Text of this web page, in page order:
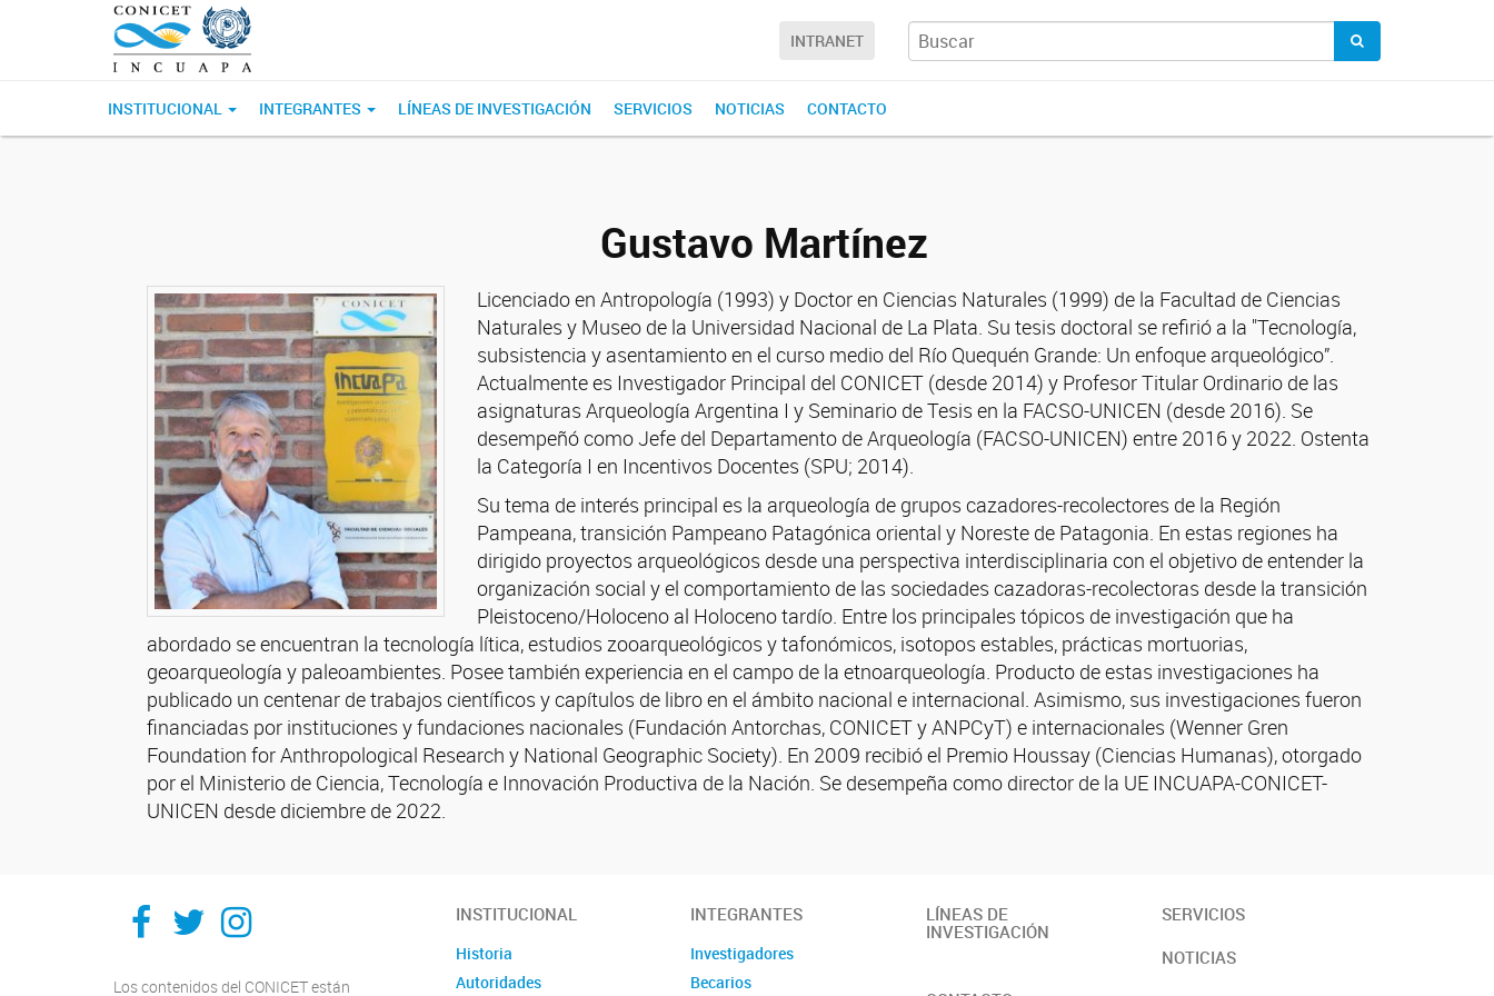
INTRANET
INSTITUCIONAL INTEGRANTES LÍNEAS DE INVESTIGACIÓN SERVICIOS NOTICIAS CONTACTO
Gustavo Martínez
Licenciado en Antropología (1993) y Doctor en Ciencias Naturales (1999) de la Facultad de Ciencias
Naturales y Museo de la Universidad Nacional de La Plata. Su tesis doctoral se refirió a la "Tecnología,
subsistencia y asentamiento en el curso medio del Río Quequén Grande: Un enfoque arqueológico”.
Actualmente es Investigador Principal del CONICET (desde 2014) y Profesor Titular Ordinario de las
asignaturas Arqueología Argentina I y Seminario de Tesis en la FACSO-UNICEN (desde 2016). Se
desempeñó como Jefe del Departamento de Arqueología (FACSO-UNICEN) entre 2016 y 2022. Ostenta
la Categoría I en Incentivos Docentes (SPU; 2014).
Su tema de interés principal es la arqueología de grupos cazadores-recolectores de la Región
Pampeana, transición Pampeano Patagónica oriental y Noreste de Patagonia. En estas regiones ha
dirigido proyectos arqueológicos desde una perspectiva interdisciplinaria con el objetivo de entender la
organización social y el comportamiento de las sociedades cazadoras-recolectoras desde la transición
Pleistoceno/Holoceno al Holoceno tardío. Entre los principales tópicos de investigación que ha
abordado se encuentran la tecnología lítica, estudios zooarqueológicos y tafonómicos, isotopos estables, prácticas mortuorias,
geoarqueología y paleoambientes. Posee también experiencia en el campo de la etnoarqueología. Producto de estas investigaciones ha
publicado un centenar de trabajos científicos y capítulos de libro en el ámbito nacional e internacional. Asimismo, sus investigaciones fueron
financiadas por instituciones y fundaciones nacionales (Fundación Antorchas, CONICET y ANPCyT) e internacionales (Wenner Gren
Foundation for Anthropological Research y National Geographic Society). En 2009 recibió el Premio Houssay (Ciencias Humanas), otorgado
por el Ministerio de Ciencia, Tecnología e Innovación Productiva de la Nación. Se desempeña como director de la UE INCUAPA-CONICET-
UNICEN desde diciembre de 2022.
Facebook
TwitterInstagram
Los contenidos del CONICET están
INSTITUCIONAL
Historia
Autoridades
INTEGRANTES
Investigadores
Becarios
LÍNEAS DE
INVESTIGACIÓN
SERVICIOS
NOTICIAS